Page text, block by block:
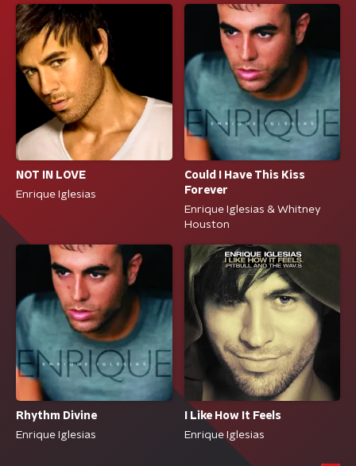
NOT IN LOVE
Enrique Iglesias
Could I Have This Kiss
Forever
Enrique Iglesias & Whitney
Houston
Rhythm Divine
Enrique Iglesias
I Like How It Feels
Enrique Iglesias